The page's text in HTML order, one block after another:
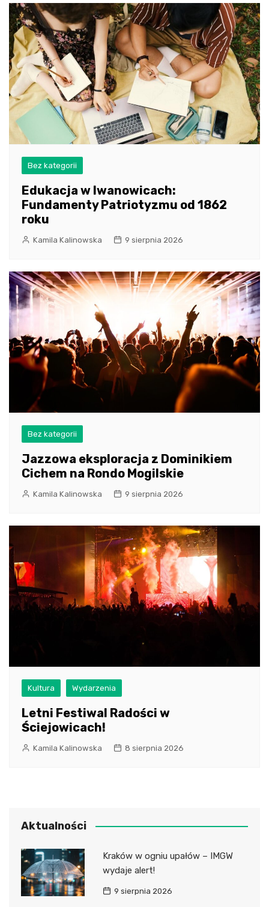
Bez kategorii
Edukacja w Iwanowicach:
Fundamenty Patriotyzmu od 1862
roku
Kamila Kalinowska 9 sierpnia 2026
Bez kategorii
Jazzowa eksploracja z Dominikiem
Cichem na Rondo Mogilskie
Kamila Kalinowska 9 sierpnia 2026
Kultura Wydarzenia
Letni Festiwal Radości w
Ściejowicach!
Kamila Kalinowska 8 sierpnia 2026
Aktualności
Kraków w ogniu upałów – IMGW
wydaje alert!
9 sierpnia 2026